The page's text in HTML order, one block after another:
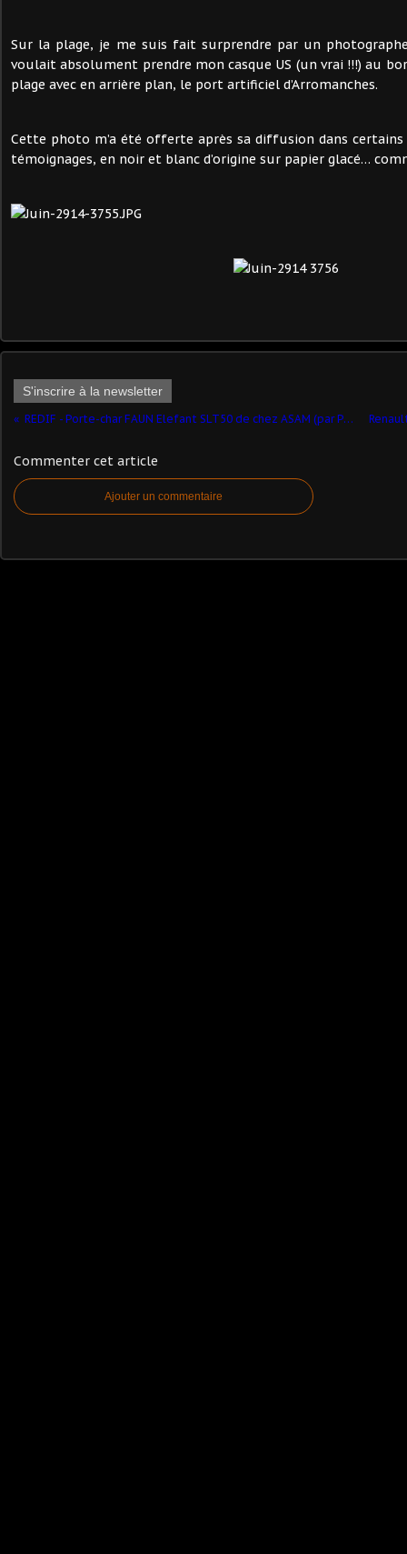
Sur la plage, je me suis fait surprendre par un photographe
voulait absolument prendre mon casque US (un vrai !!!) au
plage avec en arrière plan, le port artificiel d’Arromanches.
Cette photo m’a été offerte après sa diffusion dans certains
témoignages, en noir et blanc d’origine sur papier glacé…
S'inscrire à la newsletter
REDIF - Porte-char FAUN Elefant SLT50 de chez ASAM (par Pascal B.)
Commenter cet article
Ajouter un commentaire